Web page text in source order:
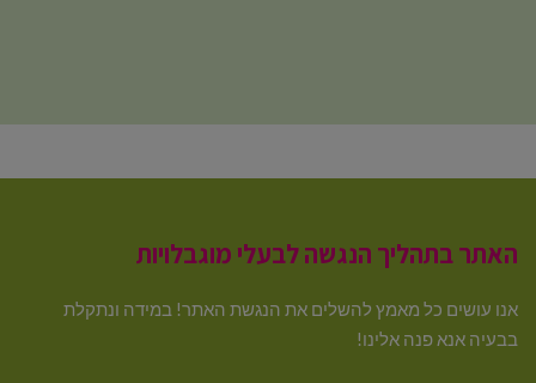
האתר בתהליך הנגשה לבעלי מוגבלויות
אנו עושים כל מאמץ להשלים את הנגשת האתר! במידה ונתקלת
בבעיה אנא פנה אלינו!